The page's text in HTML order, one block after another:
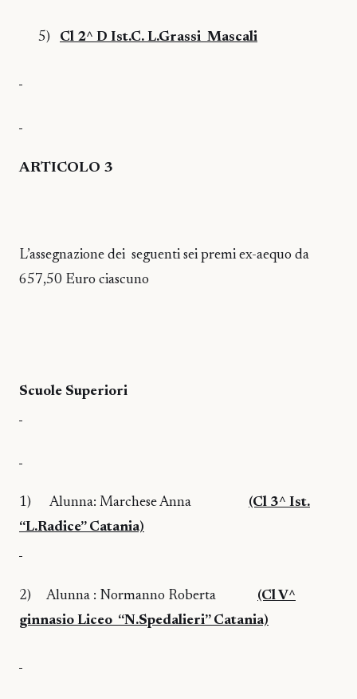
5) Cl 2^ D Ist.C. L.Grassi Mascali
ARTICOLO 3
L’assegnazione dei seguenti sei premi ex-aequo da
657,50 Euro ciascuno
Scuole Superiori
1) Alunna: Marchese Anna
(Cl 3^ Ist.
“L.Radice” Catania)
2) Alunna : Normanno Roberta
(Cl V^
ginnasio Liceo “N.Spedalieri” Catania)